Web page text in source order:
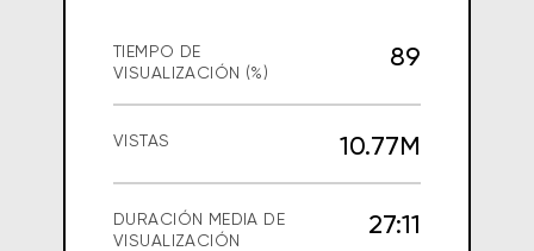
TIEMPO DE
VISUALIZACIÓN (%)
89
VISTAS 10.77M
DURACIÓN MEDIA DE
VISUALIZACIÓN
27:11